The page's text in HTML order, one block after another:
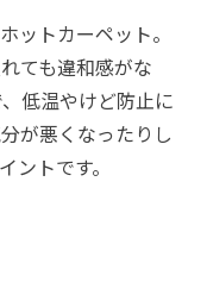
ットカーペット。
ても違和感がな
低温やけど防止に
が悪くなったりし
ントです。